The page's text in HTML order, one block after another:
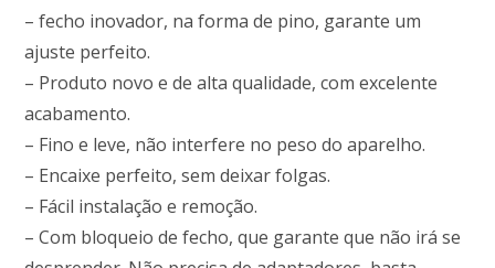
– fecho inovador, na forma de pino, garante um
ajuste perfeito.
– Produto novo e de alta qualidade, com excelente
acabamento.
– Fino e leve, não interfere no peso do aparelho.
– Encaixe perfeito, sem deixar folgas.
– Fácil instalação e remoção.
– Com bloqueio de fecho, que garante que não irá se